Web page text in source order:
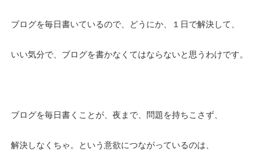
ブログを毎日書いているので、どうにか、１日で解決して、
いい気分で、ブログを書かなくてはならないと思うわけです。
ブログを毎日書くことが、夜まで、問題を持ちこさず、
解決しなくちゃ。という意欲につながっているのは、